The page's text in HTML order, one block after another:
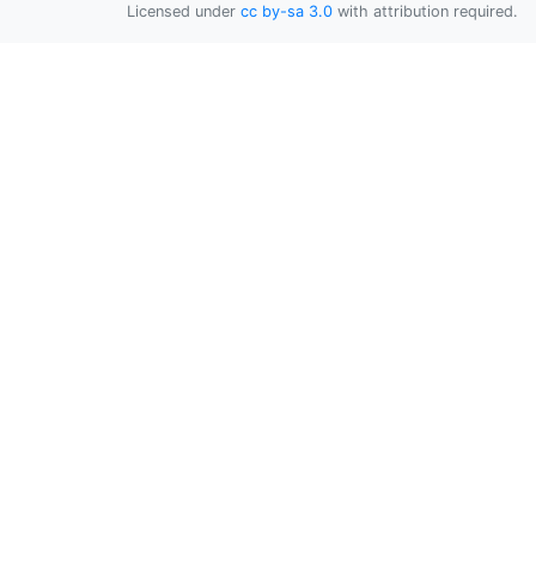
Licensed under cc by-sa 3.0 with attribution required.